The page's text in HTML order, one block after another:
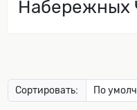
Набережных
Сортировать: